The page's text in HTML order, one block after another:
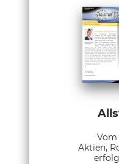
Vom
Aktien,